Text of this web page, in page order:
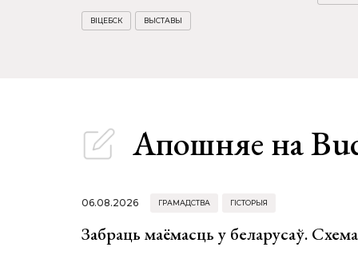
ВІЦЕБСК ВЫСТАВЫ
Апошняе на
06.08.2026 ГРАМАДСТВА ГІСТОРЫЯ
Забраць маёмасць у беларусаў.